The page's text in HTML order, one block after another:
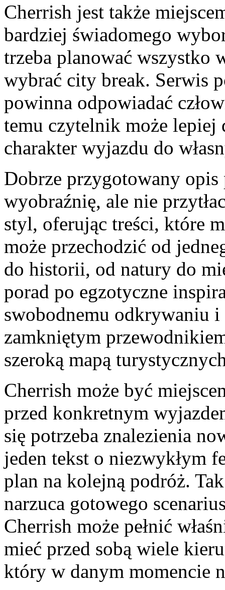
Cherrish jest także
bardziej świadomego
trzeba planować wszystko
wybrać city break. Serwis
powinna odpowiadać
temu czytelnik może lepiej
charakter wyjazdu do
Dobrze przygotowany
wyobraźnię, ale nie
styl, oferując treści, które
może przechodzić od
do historii, od natury do
porad po egzotyczne
swobodnemu odkrywaniu i
zamkniętym
szeroką mapą
Cherrish może być
przed konkretnym
się potrzeba znalezienia
jeden tekst o niezwykłym
plan na kolejną podróż.
narzuca gotowego
Cherrish może pełnić
mieć przed sobą wiele
który w danym momencie